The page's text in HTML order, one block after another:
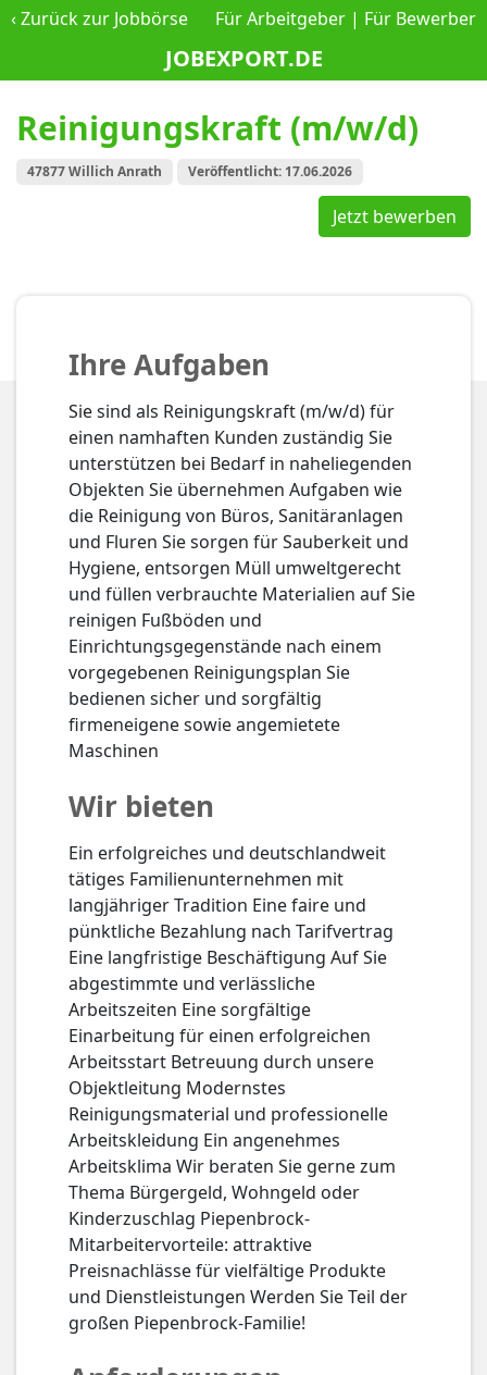
‹Zurück zur Jobbörse
JOBEXPORT.DE
Für Arbeitgeber | Für Bewerber
Reinigungskraft (m/w/d)
47877 Willich Anrath Veröffentlicht: 17.06.2026
Jetzt bewerben
Ihre Aufgaben
Sie sind als Reinigungskraft (m/w/d) für
einen namhaften Kunden zuständig Sie
unterstützen bei Bedarf in naheliegenden
Objekten Sie übernehmen Aufgaben wie
die Reinigung von Büros, Sanitäranlagen
und Fluren Sie sorgen für Sauberkeit und
Hygiene, entsorgen Müll umweltgerecht
und füllen verbrauchte Materialien auf Sie
reinigen Fußböden und
Einrichtungsgegenstände nach einem
vorgegebenen Reinigungsplan Sie
bedienen sicher und sorgfältig
firmeneigene sowie angemietete
Maschinen
Wir bieten
Ein erfolgreiches und deutschlandweit
tätiges Familienunternehmen mit
langjähriger Tradition Eine faire und
pünktliche Bezahlung nach Tarifvertrag
Eine langfristige Beschäftigung Auf Sie
abgestimmte und verlässliche
Arbeitszeiten Eine sorgfältige
Einarbeitung für einen erfolgreichen
Arbeitsstart Betreuung durch unsere
Objektleitung Modernstes
Reinigungsmaterial und professionelle
Arbeitskleidung Ein angenehmes
Arbeitsklima Wir beraten Sie gerne zum
Thema Bürgergeld, Wohngeld oder
Kinderzuschlag Piepenbrock-
Mitarbeitervorteile: attraktive
Preisnachlässe für vielfältige Produkte
und Dienstleistungen Werden Sie Teil der
großen Piepenbrock-Familie!